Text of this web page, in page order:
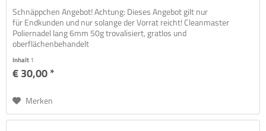
Schnäppchen Angebot! Achtung: Dieses Angebot gilt nur
für Endkunden und nur solange der Vorrat reicht! Cleanmaster
Poliernadel lang 6mm 50g trovalisiert, gratlos und
oberflächenbehandelt
Inhalt1
€ 30,00 *
Merken